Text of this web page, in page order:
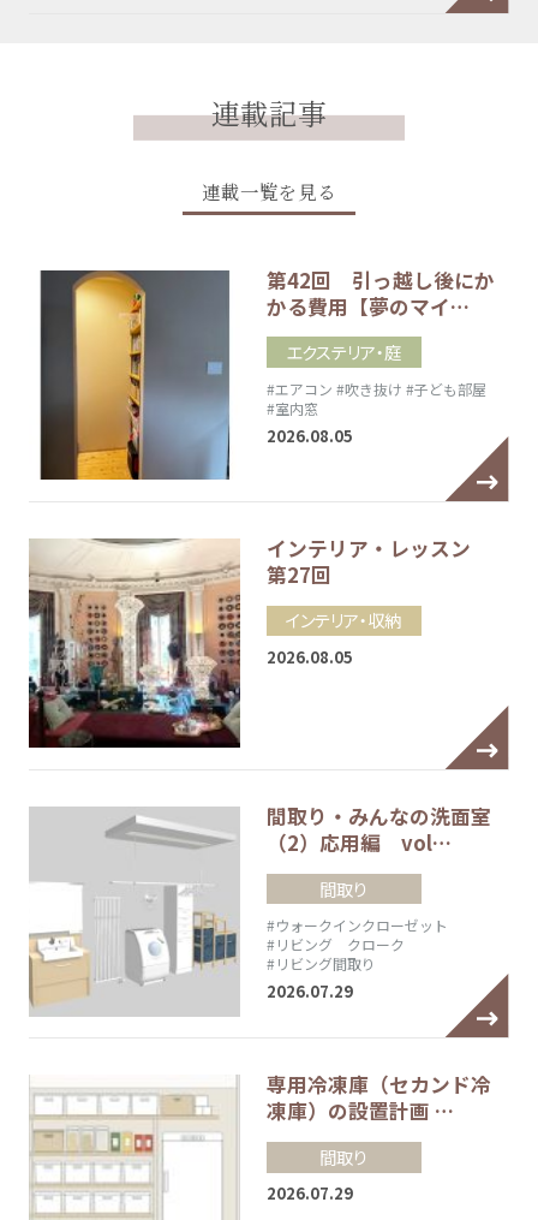
連載記事
連載一覧を見る
第42回 引っ越し後にか
かる費用【夢のマイ…
エクステリア・庭
#エアコン #吹き抜け #子ども部屋
#室内窓
2026.08.05
インテリア・レッスン
第27回
インテリア・収納
2026.08.05
間取り・みんなの洗面室
（2）応用編 vol…
間取り
#ウォークインクローゼット
#リビング クローク
#リビング間取り
2026.07.29
専用冷凍庫（セカンド冷
凍庫）の設置計画 …
間取り
2026.07.29